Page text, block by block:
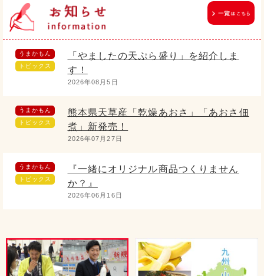
うまかもん
トピックス
「やましたの天ぷら盛り」を紹介しま
す！
2026年08月5日
うまかもん
トピックス
熊本県天草産「乾燥あおさ」「あおさ佃
煮」新発売！
2026年07月27日
うまかもん
トピックス
『一緒にオリジナル商品つくりません
か？』
2026年06月16日
ました！
2026年05月2日